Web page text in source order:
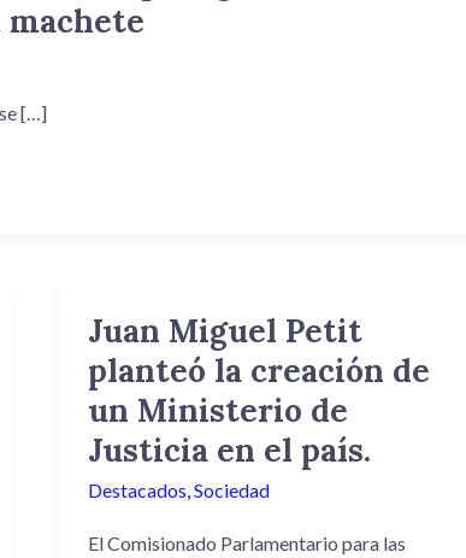
[…]
Juan Miguel Petit
planteó la creación de
un Ministerio de
Justicia en el país.
Destacados,Sociedad
El Comisionado Parlamentario para las
Juan
Miguel
Petit
planteó
la
creación
un